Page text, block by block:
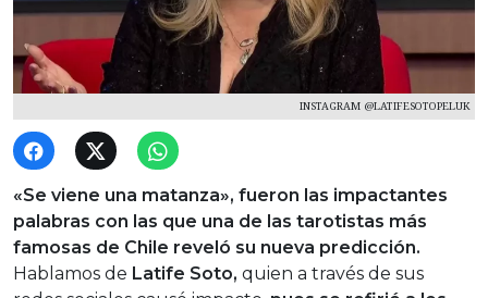
INSTAGRAM @LATIFESOTOPELUK
«Se viene una matanza», fueron las impactantes
palabras con las que una de las tarotistas más
famosas de Chile reveló su nueva predicción.
Hablamos de Latife Soto, quien a través de sus